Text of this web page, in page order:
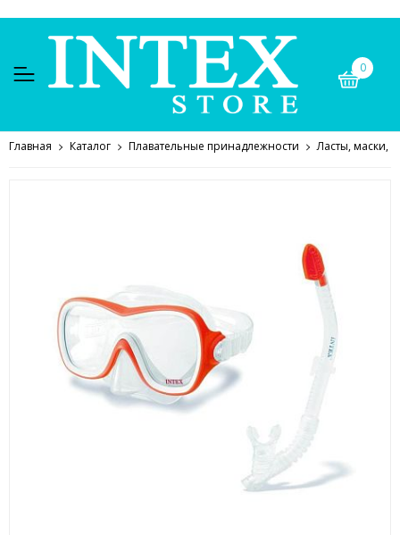
0
Главная Каталог Плавательные принадлежности Ласты, маски,